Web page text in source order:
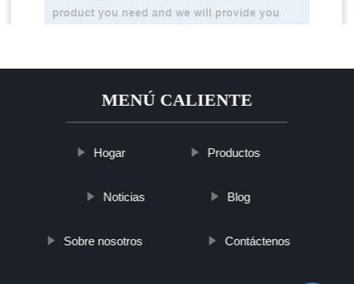
MENÚ CALIENTE
Hogar Productos
Noticias Blog
Sobre nosotros Contáctenos